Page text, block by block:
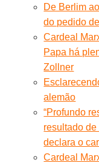
De Berlim
do pedido
Cardeal
Papa há
Zollner
alemão
“Profundo
resultado de
declara o
Cardeal